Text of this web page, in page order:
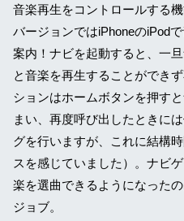
音楽再生をコントロールする
バージョンではiPhoneのiPod
案内！ナビを起動すると、一
と音楽を再生することができ
ションはホームボタンを押す
まい、再度呼び出したときに
グを行いますが、これに結構
スを感じていました）。ナビ
楽を選曲できるようになった
ジョブ。